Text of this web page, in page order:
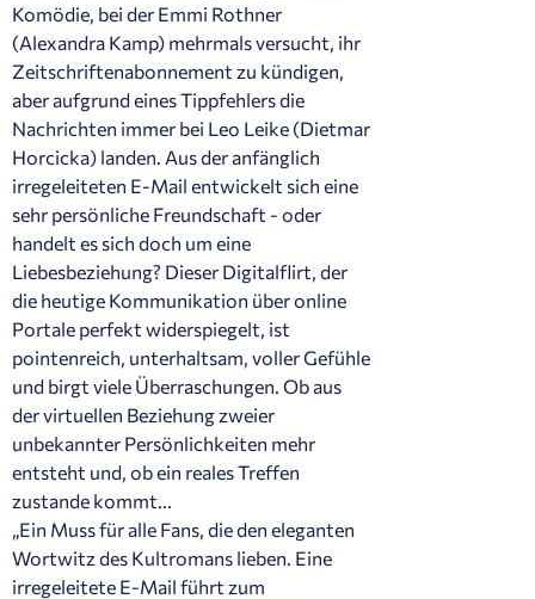
Komödie, bei der Emmi Rothner
(Alexandra Kamp) mehrmals versucht, ihr
Zeitschriftenabonnement zu kündigen,
aber aufgrund eines Tippfehlers die
Nachrichten immer bei Leo Leike (Dietmar
Horcicka) landen. Aus der anfänglich
irregeleiteten E-Mail entwickelt sich eine
sehr persönliche Freundschaft - oder
handelt es sich doch um eine
Liebesbeziehung? Dieser Digitalflirt, der
die heutige Kommunikation über online
Portale perfekt widerspiegelt, ist
pointenreich, unterhaltsam, voller Gefühle
und birgt viele Überraschungen. Ob aus
der virtuellen Beziehung zweier
unbekannter Persönlichkeiten mehr
entsteht und, ob ein reales Treffen
zustande kommt...
„Ein Muss für alle Fans, die den eleganten
Wortwitz des Kultromans lieben. Eine
irregeleitete E-Mail führt zum